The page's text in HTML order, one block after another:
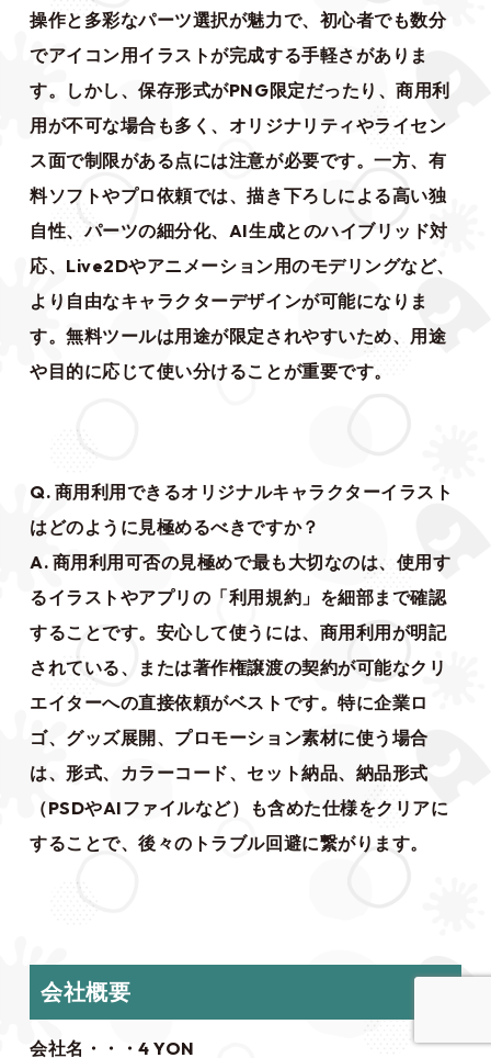
操作と多彩なパーツ選択が魅力で、初心者でも数分
でアイコン用イラストが完成する手軽さがありま
す。しかし、保存形式がPNG限定だったり、商用利
用が不可な場合も多く、オリジナリティやライセン
ス面で制限がある点には注意が必要です。一方、有
料ソフトやプロ依頼では、描き下ろしによる高い独
自性、パーツの細分化、AI生成とのハイブリッド対
応、Live2Dやアニメーション用のモデリングなど、
より自由なキャラクターデザインが可能になりま
す。無料ツールは用途が限定されやすいため、用途
や目的に応じて使い分けることが重要です。
Q. 商用利用できるオリジナルキャラクターイラスト
はどのように見極めるべきですか？
A. 商用利用可否の見極めで最も大切なのは、使用す
るイラストやアプリの「利用規約」を細部まで確認
することです。安心して使うには、商用利用が明記
されている、または著作権譲渡の契約が可能なクリ
エイターへの直接依頼がベストです。特に企業ロ
ゴ、グッズ展開、プロモーション素材に使う場合
は、形式、カラーコード、セット納品、納品形式
（PSDやAIファイルなど）も含めた仕様をクリアに
することで、後々のトラブル回避に繋がります。
会社概要
会社名・・・4 YON